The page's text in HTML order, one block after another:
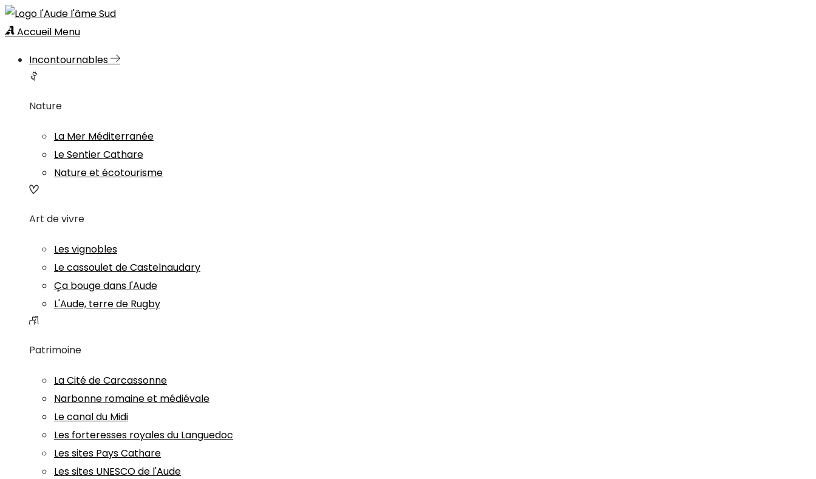
Accueil Menu
Incontournables
Nature
La Mer Méditerranée
Le Sentier Cathare
Nature et écotourisme
Art de vivre
Les vignobles
Le cassoulet de Castelnaudary
Ça bouge dans l'Aude
L'Aude, terre de Rugby
Patrimoine
La Cité de Carcassonne
Narbonne romaine et médiévale
Le canal du Midi
Les forteresses royales du Languedoc
Les sites Pays Cathare
Les sites UNESCO de l'Aude